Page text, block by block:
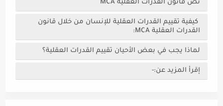
نص قانون القدرات العقلية MCA
كيفية تقييم القدرات العقلية للإنسان من خلال قانون
القدرات العقلية MCA:
لماذا يجب في بعض الأحيان تقييم القدرات العقلية؟
إقرأ المزيد عن:-